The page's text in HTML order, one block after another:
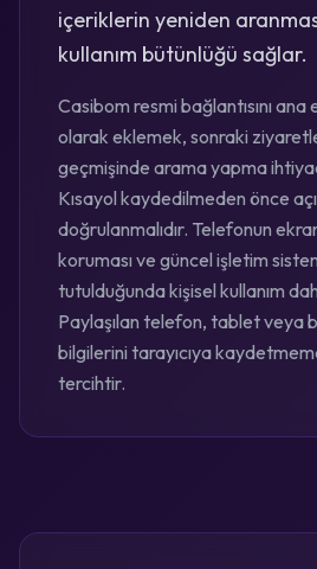
içeriklerin yeniden
kullanım bütünlüğü sağlar.
Casibom resmi bağlantısını ana
olarak eklemek, sonraki
geçmişinde arama yapma
Kısayol kaydedilmeden önce
doğrulanmalıdır. Telefonun
koruması ve güncel işletim
tutulduğunda kişisel kullanım
Paylaşılan telefon, tablet veya
bilgilerini tarayıcıya
tercihtir.